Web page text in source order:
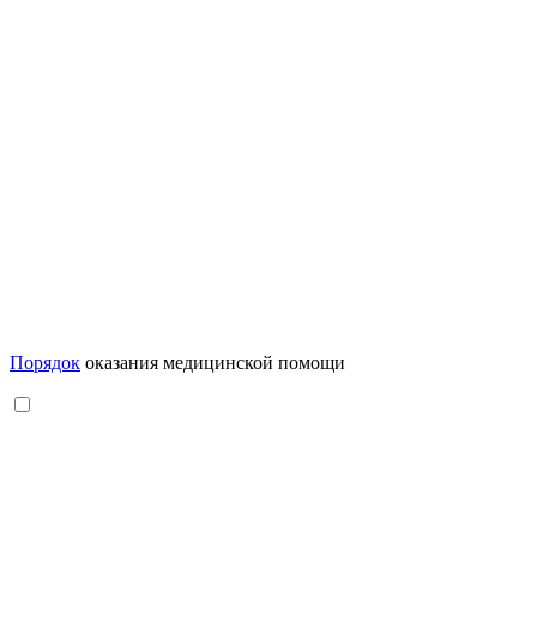
Порядок оказания медицинской помощи